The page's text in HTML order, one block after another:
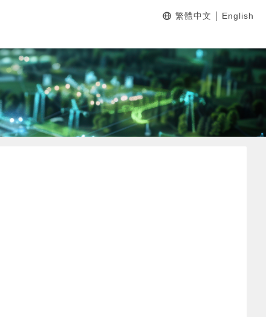
繁體中文 English